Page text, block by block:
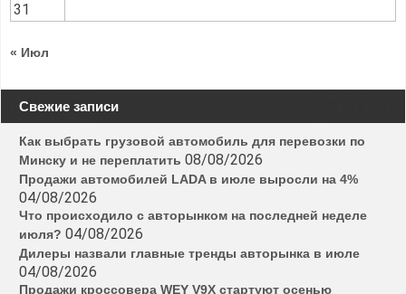
31
« Июл
Свежие записи
Как выбрать грузовой автомобиль для перевозки по
Минску и не переплатить 08/08/2026
Продажи автомобилей LADA в июле выросли на 4%
04/08/2026
Что происходило с авторынком на последней неделе
июля? 04/08/2026
Дилеры назвали главные тренды авторынка в июле
04/08/2026
Продажи кроссовера WEY V9X стартуют осенью